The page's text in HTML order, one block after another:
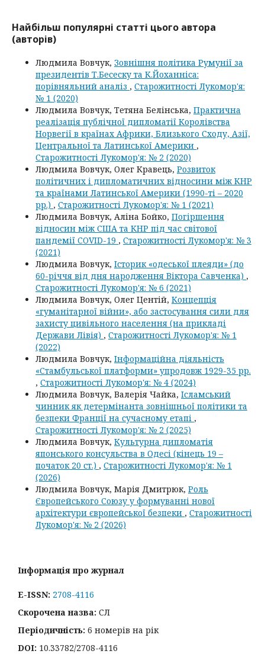
Найбільш популярні статті цього автора
(авторів)
Людмила Вовчук, Зовнішня політика Румунії за
президентів Т.Бесеску та К.Йоханніса:
порівняльний аналіз , Старожитності Лукомор'я:
№ 1 (2020)
Людмила Вовчук, Тетяна Белінська, Практична
реалізація публічної дипломатії Королівства
Норвегії в країнах Африки, Близького Сходу, Азії,
Центральної та Латинської Америки ,
Старожитності Лукомор'я: № 2 (2020)
Людмила Вовчук, Олег Кравець, Розвиток
політичних і дипломатичних відносини між КНР
та країнами Латинської Америки (1990-ті – 2020
рр.) , Старожитності Лукомор'я: № 1 (2021)
Людмила Вовчук, Аліна Бойко, Погіршення
відносин між США та КНР під час світової
пандемії COVID-19 , Старожитності Лукомор'я: № 3
(2021)
Людмила Вовчук, Історик «одеської плеяди» (до
60-річчя від дня народження Віктора Савченка) ,
Старожитності Лукомор'я: № 6 (2021)
Людмила Вовчук, Олег Центій, Концепція
«гуманітарної війни», або застосування сили для
захисту цивільного населення (на прикладі
Держави Лівія) , Старожитності Лукомор'я: № 1
(2022)
Людмила Вовчук, Інформаційна діяльність
«Стамбульської платформи» упродовж 1929-35 рр.
, Старожитності Лукомор'я: № 4 (2024)
Людмила Вовчук, Валерія Чайка, Ісламський
чинник як детермінанта зовнішньої політики та
безпеки Франції на сучасному етапі ,
Старожитності Лукомор'я: № 2 (2025)
Людмила Вовчук, Культурна дипломатія
японського консульства в Одесі (кінець 19 –
початок 20 ст.) , Старожитності Лукомор'я: № 1
(2026)
Людмила Вовчук, Марія Дмитрюк, Роль
Європейського Союзу у формуванні нової
архітектури європейської безпеки , Старожитності
Лукомор'я: № 2 (2026)
Інформація про журнал
E-ISSN: 2708-4116
Скорочена назва: СЛ
Періодичність: 6 номерів на рік
DOI: 10.33782/2708-4116